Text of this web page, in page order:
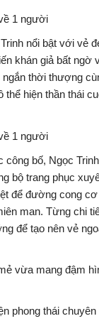
nổi bật với vẻ
khán giả bất ngờ
thời thượng
thể hiện thần thái
công bố, Ngọc
bộ trang phục
để đường cong
man. Từng chi
để tạo nên vẻ
phong thái